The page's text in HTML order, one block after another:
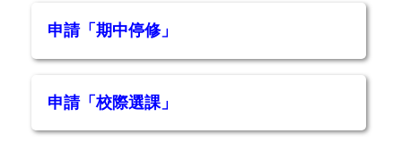
申請「期中停修」
申請「校際選課」